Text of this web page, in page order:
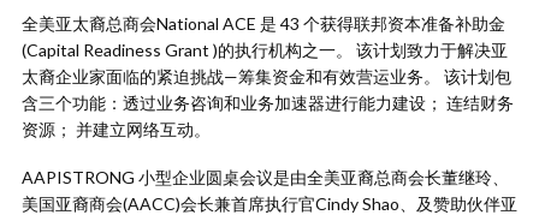
全美亚太裔总商会National ACE 是 43 个获得联邦资本准备补助金
(Capital Readiness Grant )的执行机构之一。 该计划致力于解决亚
太裔企业家面临的紧迫挑战—筹集资金和有效营运业务。 该计划包
含三个功能：透过业务咨询和业务加速器进行能力建设； 连结财务
资源； 并建立网络互动。
AAPISTRONG 小型企业圆桌会议是由全美亚裔总商会长董继玲、
美国亚裔商会(AACC)会长兼首席执行官Cindy Shao、及赞助伙伴亚